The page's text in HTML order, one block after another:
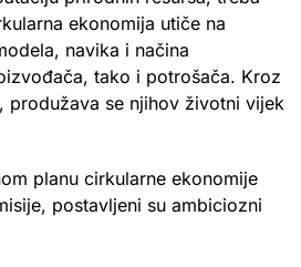
ekonomija utiče na
navika i načina
tako i potrošača. Kroz
produžava se njihov životni vijek
planu cirkularne ekonomije
postavljeni su ambiciozni